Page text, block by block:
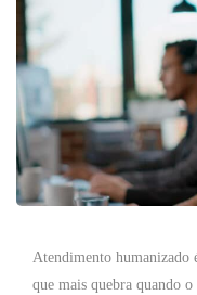
Atendimento humanizado
que mais quebra quando